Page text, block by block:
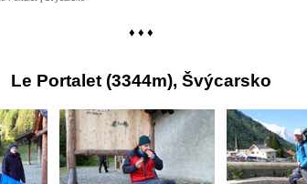
♦ ♦ ♦
Le Portalet (3344m), Švýcarsko